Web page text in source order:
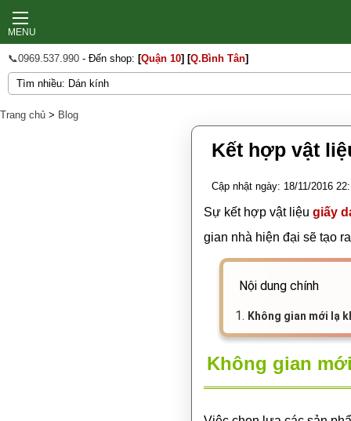
MENU
📞0969.537.990 - Đến shop: [Quận 10] [Q.Bình Tân]
Trang chủ > Blog
Kết hợp vật
Cập nhật ngày: 18/11/2016
Sự kết hợp vật liệu giấy
gian nhà hiện đại sẽ tạo
Nội dung chính
1. Không gian mới lạ
Không gian